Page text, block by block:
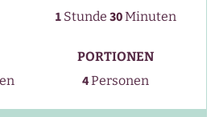
1 Stunde
Stunde 30Minuten
Minuten
PORTIONEN
4Personen